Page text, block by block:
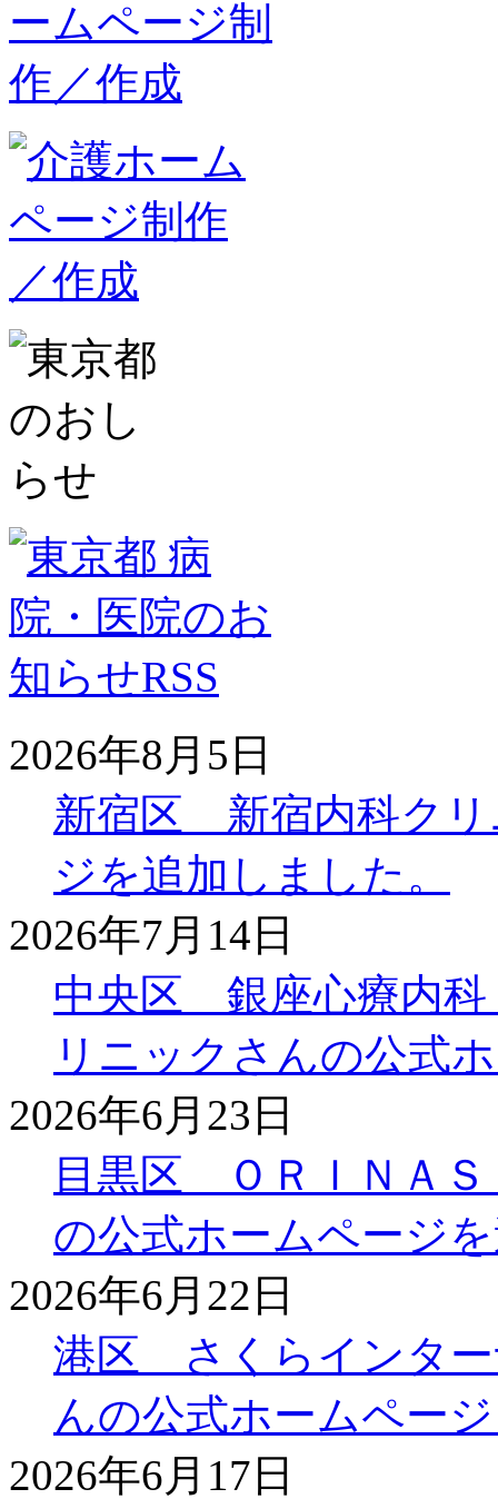
2026年8月5日
新宿区 新宿内科クリ
ジを追加しました。
2026年7月14日
中央区 銀座心療内科
リニックさんの公式
2026年6月23日
目黒区 ＯＲＩＮＡ
の公式ホームページ
2026年6月22日
港区 さくらインター
んの公式ホームペー
2026年6月17日